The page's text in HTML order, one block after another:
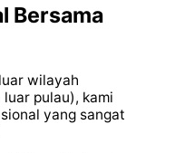
Bersama
wilayah
pulau), kami
yang sangat